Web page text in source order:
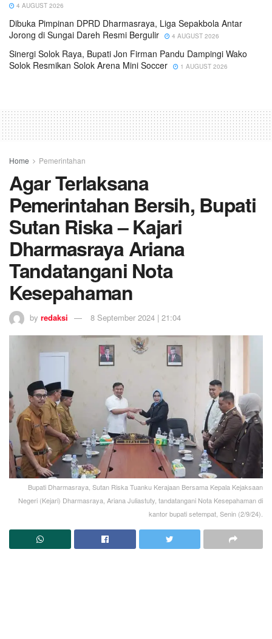
4 AUGUST 2026
Dibuka Pimpinan DPRD Dharmasraya, Liga Sepakbola Antar
Jorong di Sungai Dareh Resmi Bergulir
4 AUGUST 2026
Sinergi Solok Raya, Bupati Jon Firman Pandu Dampingi Wako
Solok Resmikan Solok Arena Mini Soccer
1 AUGUST 2026
Home Pemerintahan
Agar Terlaksana
Pemerintahan Bersih, Bupati
Sutan Riska – Kajari
Dharmasraya Ariana
Tandatangani Nota
Kesepahaman
by redaksi 8 September 2024 | 21:04
Bupati Dharmasraya, Sutan Riska Tuanku Kerajaan Bersama Kepala Kejaksaan
Negeri (Kejari) Dharmasraya, Ariana Juliastuty, tandatangani Nota Kesepahaman di
kantor bupati setempat, Senin (2/9/24).